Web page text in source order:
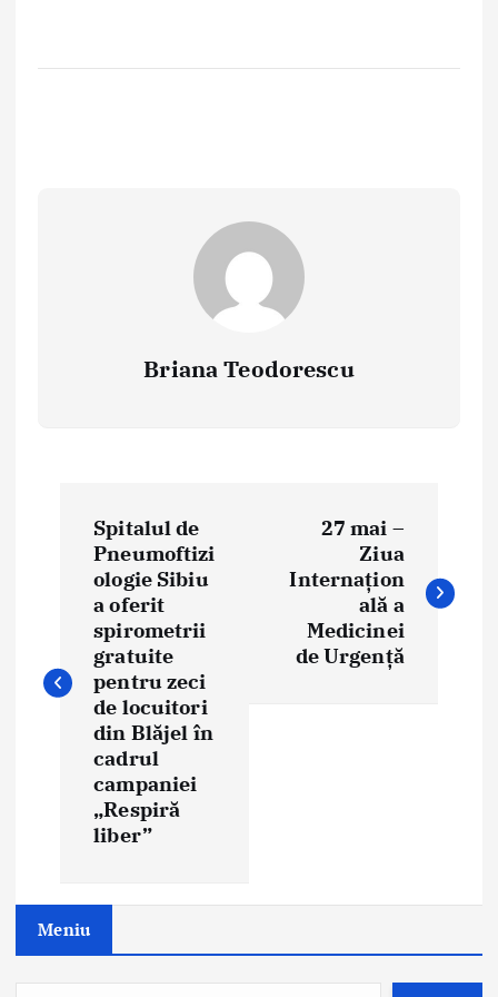
Briana Teodorescu
n
a
t
Spitalul de
Pneumoftizi
ologie Sibiu
a oferit
spirometrii
gratuite
pentru zeci
de locuitori
din Blăjel în
cadrul
campaniei
„Respiră
liber”
27 mai –
Ziua
Internațion
ală a
Medicinei
de Urgență
Meniu